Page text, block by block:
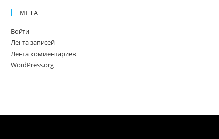
МЕТА
Войти
Лента записей
Лента комментариев
WordPress.org